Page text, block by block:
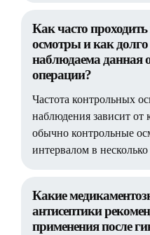
Как часто
осмотры и как
наблюдаема данная
операции?
Частота контрольных
наблюдения зависит
обычно контрольные
интервалом в несколько
Какие
антисептики
применения после